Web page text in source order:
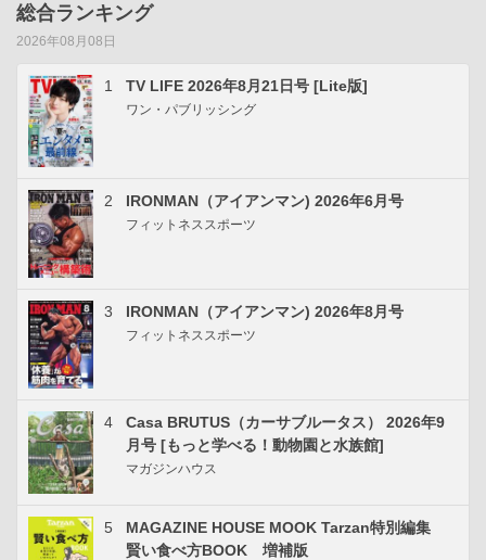
総合ランキング
2026年08月08日
1 TV LIFE 2026年8月21日号 [Lite版]
ワン・パブリッシング
2 IRONMAN（アイアンマン) 2026年6月号
フィットネススポーツ
3 IRONMAN（アイアンマン) 2026年8月号
フィットネススポーツ
4
Casa BRUTUS（カーサブルータス） 2026年9
月号 [もっと学べる！動物園と水族館]
マガジンハウス
5
MAGAZINE HOUSE MOOK Tarzan特別編集
賢い食べ方BOOK 増補版